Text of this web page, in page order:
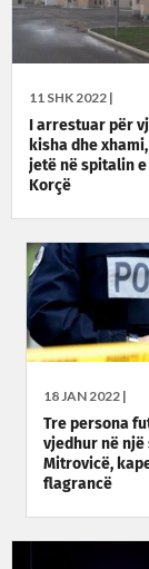
11 SHK 2022 |
I arrestuar për
kisha dhe
jetë në spitalin
Korçë
18 JAN 2022 |
Tre persona
vjedhur në një
Mitrovicë,
flagrancë